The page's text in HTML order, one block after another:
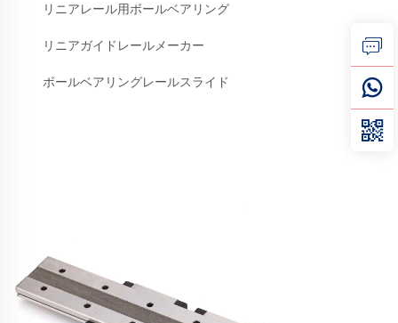
リニアレール用ボールベアリング
リニアガイドレールメーカー
ボールベアリングレールスライド